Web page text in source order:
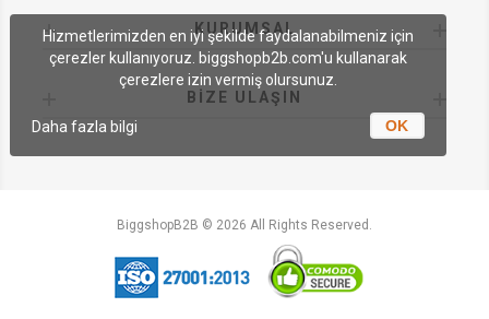
KURUMSAL
BIZE ULAŞIN
BiggshopB2B © 2026 All Rights Reserved.
Hizmetlerimizden en iyi şekilde faydalanabilmeniz için
çerezler kullanıyoruz. biggshopb2b.com'u kullanarak
çerezlere izin vermiş olursunuz.
OK
Daha fazla bilgi